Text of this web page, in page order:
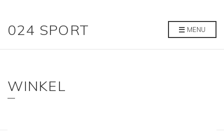
024 SPORT MENU
WINKEL